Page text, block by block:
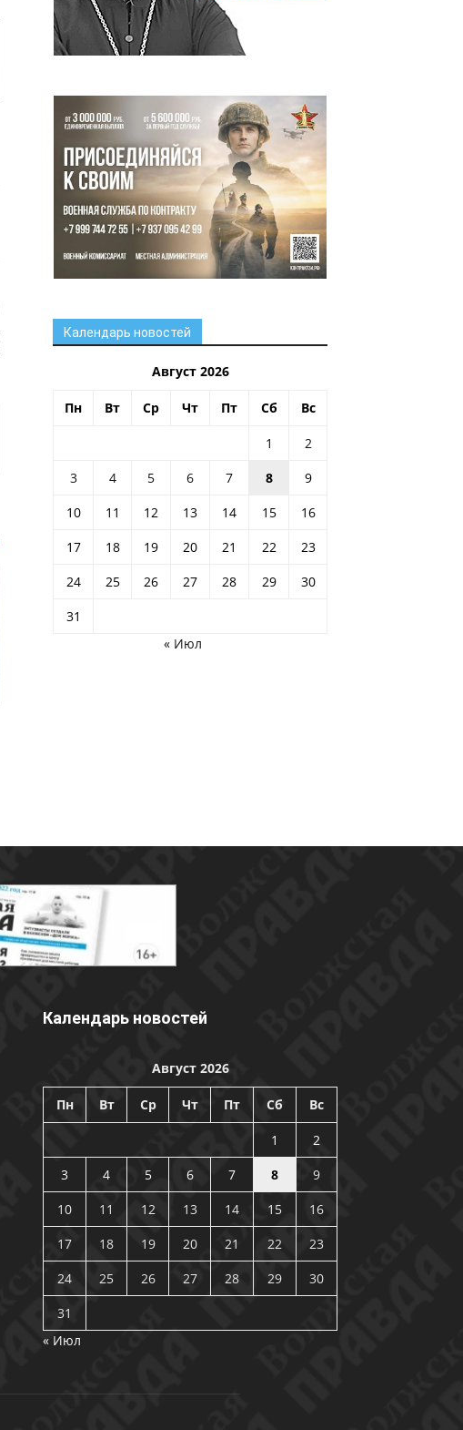
Календарь новостей
Август 2026
Пн Вт Ср Чт Пт Сб Вс
1
2
3
4 5 6 7 8
9
10
11 12 13 14 15
16
17
18 19 20 21 22
23
24
25 26 27 28 29
30
31
« Июл
Календарь новостей
Август 2026
Пн Вт Ср Чт Пт Сб Вс
1
2
3
4 5 6 7 8
9
10
11 12 13 14 15
16
17
18 19 20 21 22
23
24
25 26 27 28 29
30
31
« Июл